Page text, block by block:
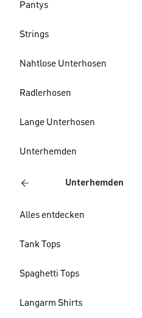
Pantys
Strings
Nahtlose Unterhosen
Radlerhosen
Lange Unterhosen
Unterhemden
Unterhemden
Alles entdecken
Tank Tops
Spaghetti Tops
Langarm Shirts